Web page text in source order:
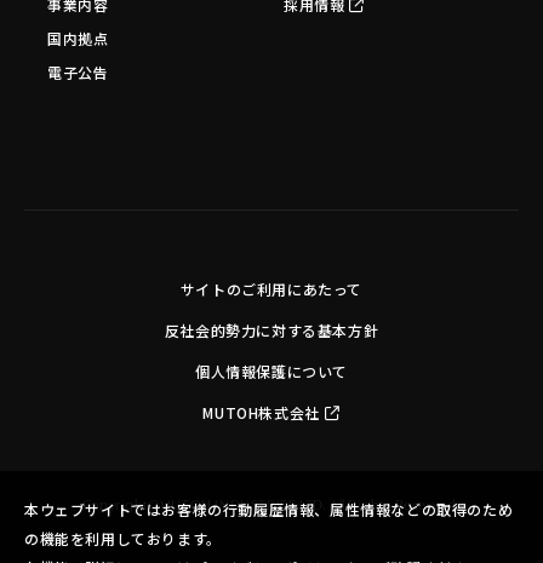
事業内容
国内拠点
電子公告
採用情報
サイトのご利用にあたって
反社会的勢力に対する基本方針
個人情報保護について
MUTOH株式会社
Copyright©MUTOH INDUSTRIES LTD. All Rights Reserved.
本ウェブサイトではお客様の行動履歴情報、属性情報などの取得のため
の機能を利用しております。